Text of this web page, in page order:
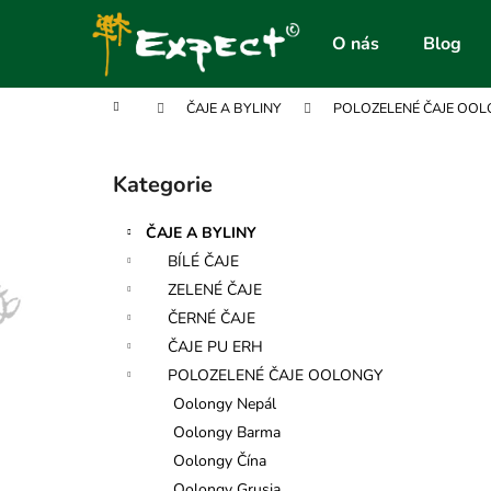
O nás Blog
Domů ČAJE A BYLINY POLOZELENÉ ČAJE
Přeskočit
kategorie
Kategorie
ČAJE A BYLINY
BÍLÉ ČAJE
ZELENÉ ČAJE
ČERNÉ ČAJE
ČAJE PU ERH
POLOZELENÉ ČAJE OOLONGY
Oolongy Nepál
Oolongy Barma
Oolongy Čína
í
Zpět
do
Zpět
do